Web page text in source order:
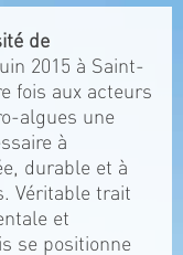
de
2015 à Saint-
fois aux acteurs
algues une
à
durable et à
Véritable trait
et
se positionne